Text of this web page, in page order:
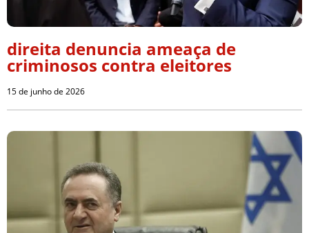
direita denuncia ameaça de
criminosos contra eleitores
15 de junho de 2026